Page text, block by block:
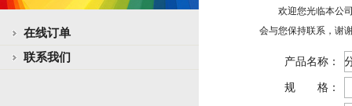
在线订单
联系我们
欢迎您光临本公司
会与您保持联系，谢
产品名称：
规 格：